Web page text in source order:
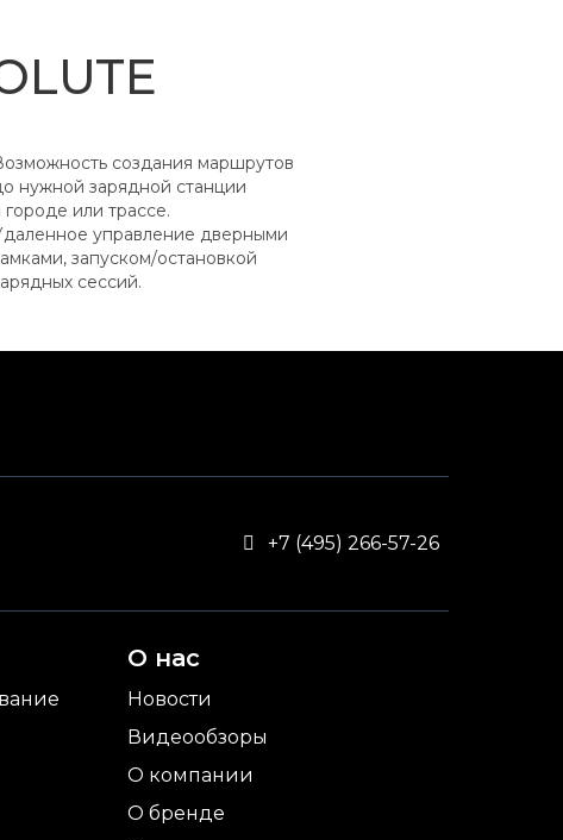
создания маршрутов
нужной зарядной станции
городе или трассе.
управление дверными
запуском/остановкой
сессий.
+7 (495) 266-57-26
О нас
Новости
Видеообзоры
О компании
О бренде